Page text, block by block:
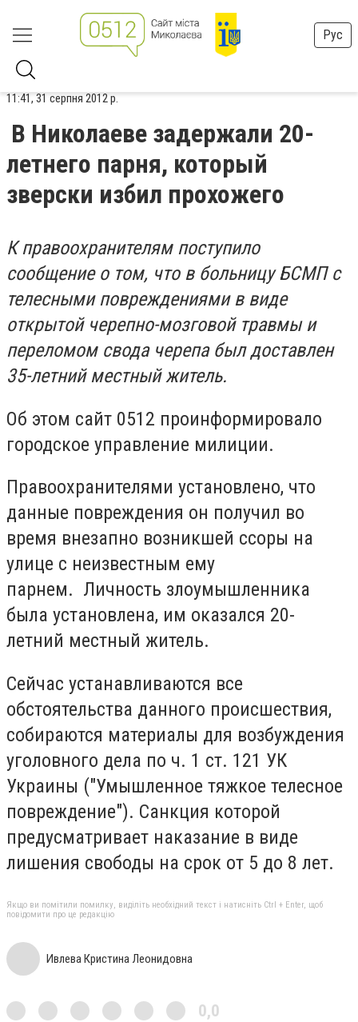
Рус
11:41, 31 серпня 2012 р.
В Николаеве задержали 20-
летнего парня, который
зверски избил прохожего
К правоохранителям поступило
сообщение о том, что в больницу БСМП с
телесными повреждениями в виде
открытой черепно-мозговой травмы и
переломом свода черепа был доставлен
35-летний местный житель.
Об этом сайт 0512 проинформировало
городское управление милиции.
Правоохранителями установлено, что
данные повреждения он получил во
время внезапно возникшей ссоры на
улице с неизвестным ему
парнем. Личность злоумышленника
была установлена, им оказался 20-
летний местный житель.
Сейчас устанавливаются все
обстоятельства данного происшествия,
собираются материалы для возбуждения
уголовного дела по ч. 1 ст. 121 УК
Украины ("Умышленное тяжкое телесное
повреждение"). Санкция которой
предусматривает наказание в виде
лишения свободы на срок от 5 до 8 лет.
Якщо ви помітили помилку, виділіть необхідний текст і натисніть Ctrl + Enter, щоб
повідомити про це редакцію
Ивлева Кристина Леонидовна
0,0